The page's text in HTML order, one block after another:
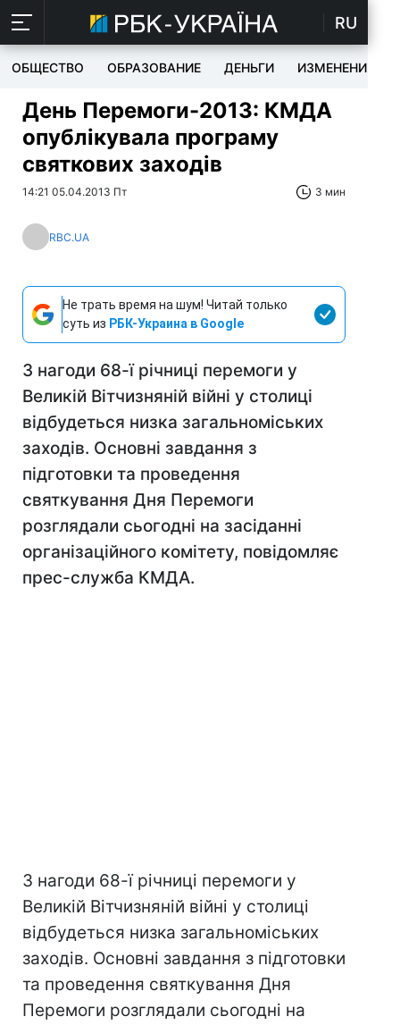
RU
ОБЩЕСТВО ОБРАЗОВАНИЕ ДЕНЬГИ ИЗМЕНЕНИЯ
День Перемоги-2013: КМДА
опублікувала програму
святкових заходів
14:21 05.04.2013 Пт 3 мин
RBC.UA
Не трать время на шум! Читай только
суть из РБК-Украина в Google
З нагоди 68-ї річниці перемоги у
Великій Вітчизняній війні у столиці
відбудеться низка загальноміських
заходів. Основні завдання з
підготовки та проведення
святкування Дня Перемоги
розглядали сьогодні на засіданні
організаційного комітету, повідомляє
прес-служба КМДА.
З нагоди 68-ї річниці перемоги у
Великій Вітчизняній війні у столиці
відбудеться низка загальноміських
заходів. Основні завдання з підготовки
та проведення святкування Дня
Перемоги розглядали сьогодні на